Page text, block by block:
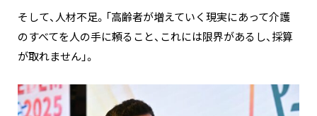
そして、人材不足。「高齢者が増えていく現実にあって介護
のすべてを人の手に頼ること、これには限界があるし、採算
が取れません」。